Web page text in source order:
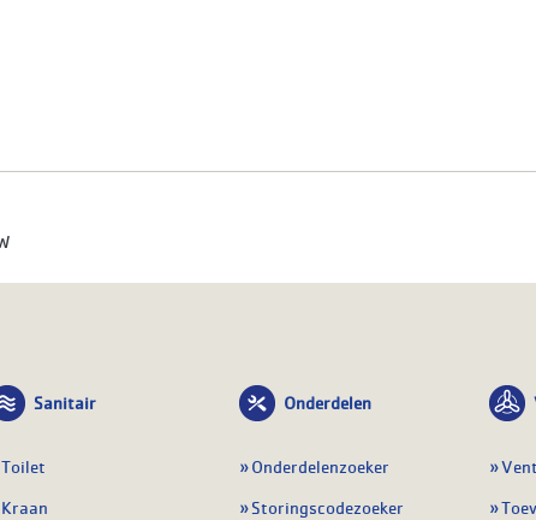
Sanitair
Toilet
Kraan
Onderdelen
Onderdelenzoeker
Storingscodezoeker